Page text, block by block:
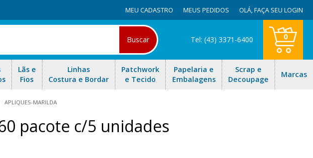
MEU CADASTRO MEUS PEDIDOS OLÁ,FAÇA SEU LOGIN
Buscar Tel: (43) 3371-6400 0
Lãs e
Fios
Linhas
Costura e Bordar
Patchwork
e Tecido
Papelaria e
Embalagens
Scrap e
Decoupage
Marcas
APLIQUES-MARILDA
pacote c/5 unidades